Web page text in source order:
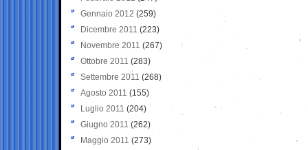
Gennaio 2012 (259)
Dicembre 2011 (223)
Novembre 2011 (267)
Ottobre 2011 (283)
Settembre 2011 (268)
Agosto 2011 (155)
Luglio 2011 (204)
Giugno 2011 (262)
Maggio 2011 (273)